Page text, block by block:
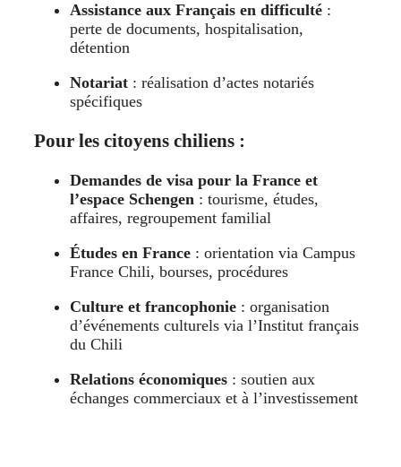
Assistance aux Français en difficulté :
perte de documents, hospitalisation,
détention
Notariat : réalisation d’actes notariés
spécifiques
Pour les citoyens chiliens :
Demandes de visa pour la France et
l’espace Schengen : tourisme, études,
affaires, regroupement familial
Études en France : orientation via Campus
France Chili, bourses, procédures
Culture et francophonie : organisation
d’événements culturels via l’Institut français
du Chili
Relations économiques : soutien aux
échanges commerciaux et à l’investissement